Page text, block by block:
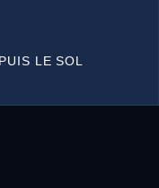
LE SOL